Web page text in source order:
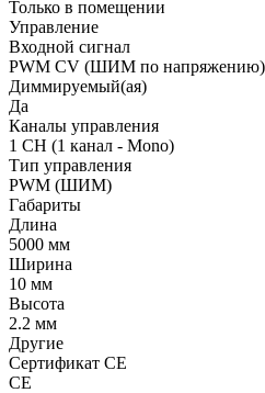
Только в помещении
Управление
Входной сигнал
PWM СV (ШИМ по напряжению)
Диммируемый(ая)
Да
Каналы управления
1 CH (1 канал - Mono)
Тип управления
PWM (ШИМ)
Габариты
Длина
5000 мм
Ширина
10 мм
Высота
2.2 мм
Другие
Сертификат CE
CE